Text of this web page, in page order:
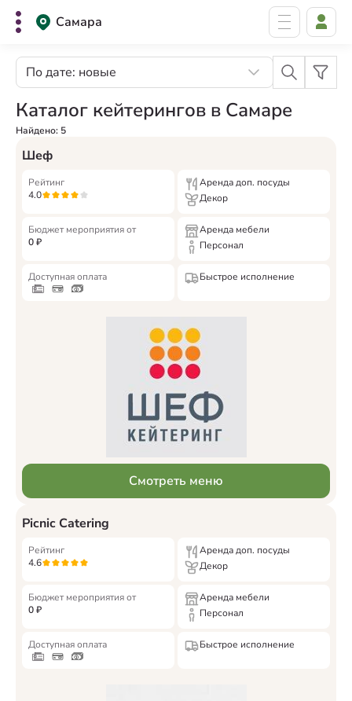
Самара
По дате: новые
Каталог кейтерингов в Самаре
Найдено: 5
Шеф
Рейтинг
4.0
Аренда доп. посуды
Декор
Бюджет мероприятия от
0₽
Аренда мебели
Персонал
Доступная оплата Быстрое исполнение
Смотреть меню
Picnic Catering
Рейтинг
4.6
Аренда доп. посуды
Декор
Бюджет мероприятия от
0₽
Аренда мебели
Персонал
Доступная оплата Быстрое исполнение